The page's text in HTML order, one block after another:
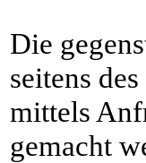
Die
seitens
mittels
gemacht